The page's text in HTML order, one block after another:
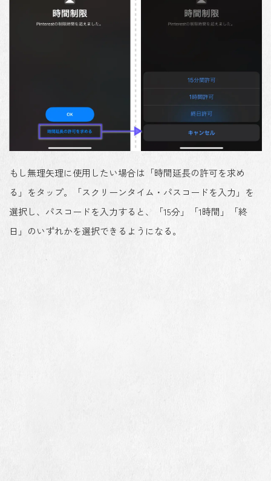
もし無理矢理に使用したい場合は「時間延長の許可を求め
る」をタップ。「スクリーンタイム・パスコードを入力」を
選択し、パスコードを入力すると、「15分」「1時間」「終
日」のいずれかを選択できるようになる。